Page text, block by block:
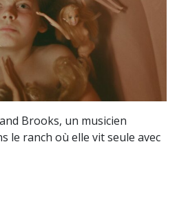
Brooks, un musicien
le ranch où elle vit seule avec